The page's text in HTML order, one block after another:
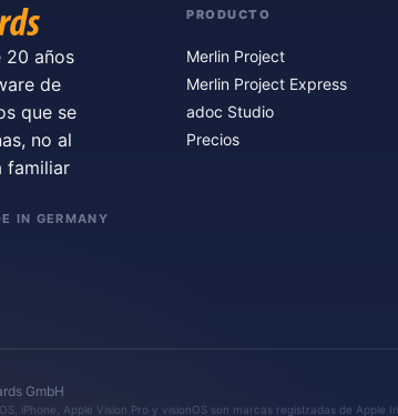
20 años
de
que se
no al
familiar
IN GERMANY
PRODUCTO
Merlin Project
Merlin Project Express
adoc Studio
Precios
GmbH
iPhone, Apple Vision Pro y visionOS son marcas registradas de